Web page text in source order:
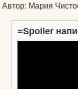
Автор: Мария
=Spoiler